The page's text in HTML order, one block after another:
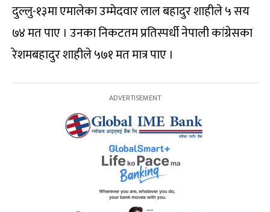
दुल्लु-१३मा एमालेका उम्मेदवार लाल बहादुर शाहीले ५ सय
७४ मत पाए । उनका निकटतम प्रतिस्पर्धी नेपाली कांग्रेसका
रेशमबहादुर शाहीले ५७१ मत मात्र पाए ।